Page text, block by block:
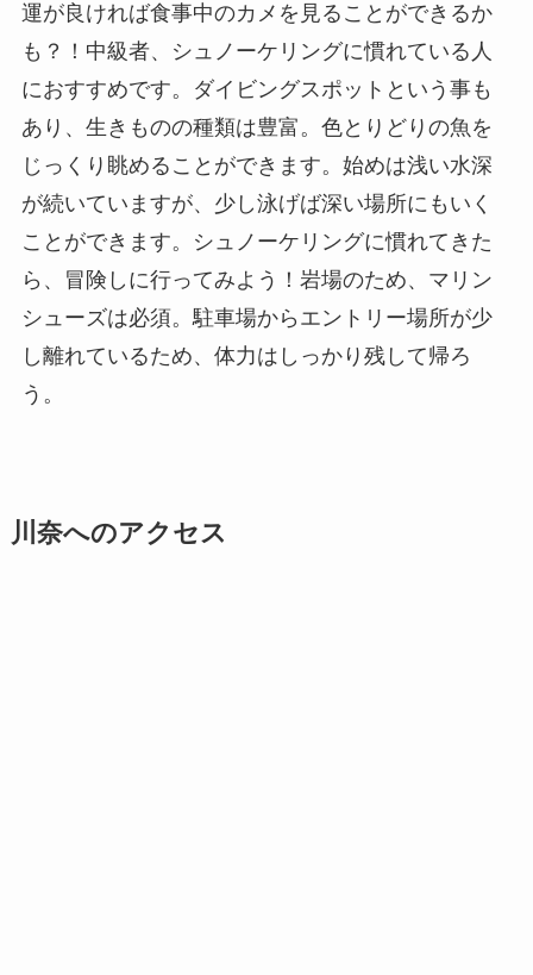
運が良ければ食事中のカメを見ることができるか
も？！中級者、シュノーケリングに慣れている人
におすすめです。ダイビングスポットという事も
あり、生きものの種類は豊富。色とりどりの魚を
じっくり眺めることができます。始めは浅い水深
が続いていますが、少し泳げば深い場所にもいく
ことができます。シュノーケリングに慣れてきた
ら、冒険しに行ってみよう！岩場のため、マリン
シューズは必須。駐車場からエントリー場所が少
し離れているため、体力はしっかり残して帰ろ
う。
川奈へのアクセス